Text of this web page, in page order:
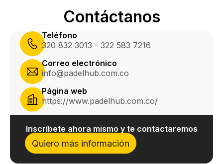
Contáctanos
Teléfono
320 832 3013 - 322 583 7216
Correo electrónico
info@padelhub.com.co
Página web
https://www.padelhub.com.co/
Inscríbete ahora mismo y te contactaremos
Quiero más información